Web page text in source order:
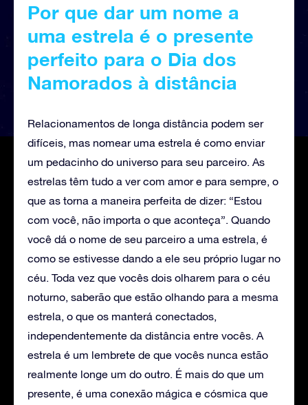
Por que dar um nome a
uma estrela é o presente
perfeito para o Dia dos
Namorados à distância
Relacionamentos de longa distância podem ser
difíceis, mas nomear uma estrela é como enviar
um pedacinho do universo para seu parceiro. As
estrelas têm tudo a ver com amor e para sempre, o
que as torna a maneira perfeita de dizer: “Estou
com você, não importa o que aconteça”. Quando
você dá o nome de seu parceiro a uma estrela, é
como se estivesse dando a ele seu próprio lugar no
céu. Toda vez que vocês dois olharem para o céu
noturno, saberão que estão olhando para a mesma
estrela, o que os manterá conectados,
independentemente da distância entre vocês. A
estrela é um lembrete de que vocês nunca estão
realmente longe um do outro. É mais do que um
presente, é uma conexão mágica e cósmica que